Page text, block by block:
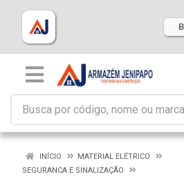
INÍCIO
MATERIAL ELÉTRICO
SEGURANCA E SINALIZAÇÃO